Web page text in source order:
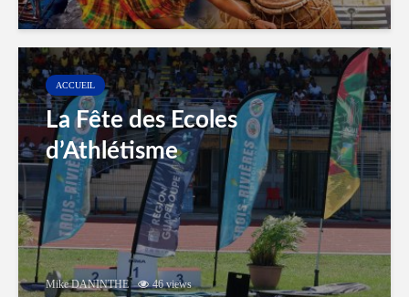
ACCUEIL
La Fête des Ecoles
d’Athlétisme
Mike DANINTHE 46 views